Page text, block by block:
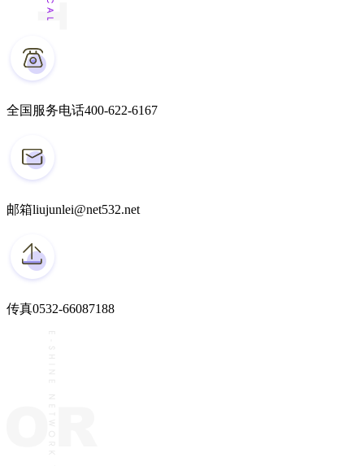
全国服务电话400-622-6167
邮箱liujunlei@net532.net
传真0532-66087188